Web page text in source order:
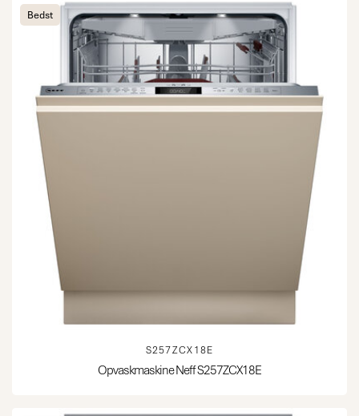
Bedst
S257ZCX18E
Opvaskmaskine Neff S257ZCX18E